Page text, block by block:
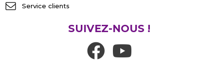
Service clients
SUIVEZ-NOUS !